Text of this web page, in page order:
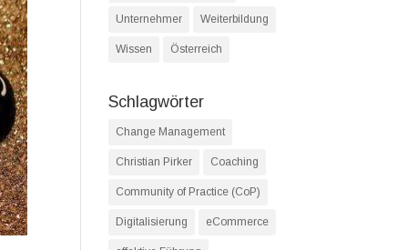
Unternehmer Weiterbildung
Wissen Österreich
Schlagwörter
Change Management
Christian Pirker Coaching
Community of Practice (CoP)
Digitalisierung eCommerce